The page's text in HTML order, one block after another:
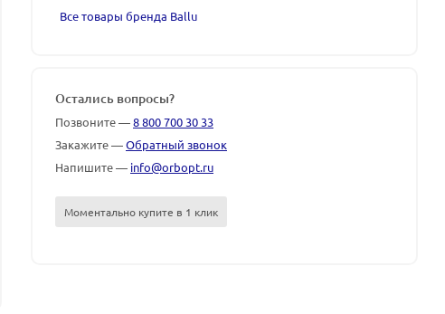
Все товары бренда Ballu
Остались вопросы?
Позвоните —8 800 700 30 33
Закажите —Обратный звонок
Напишите — info@orbopt.ru
Моментально купите в 1 клик